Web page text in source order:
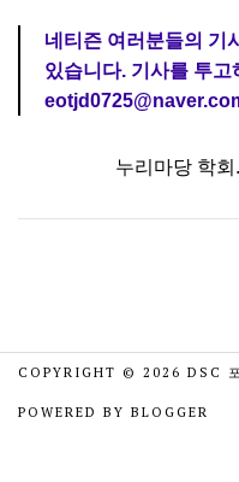
네티즌 여러분들의 기
있습니다. 기사를 투고
누리마당 학
COPYRIGHT © 2026 DSC
POWERED BY BLOGGER